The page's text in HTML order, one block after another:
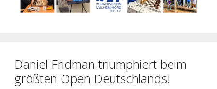
Daniel Fridman triumphiert beim
größten Open Deutschlands!